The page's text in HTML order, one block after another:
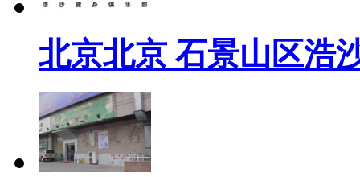
北京北京 石景山区浩